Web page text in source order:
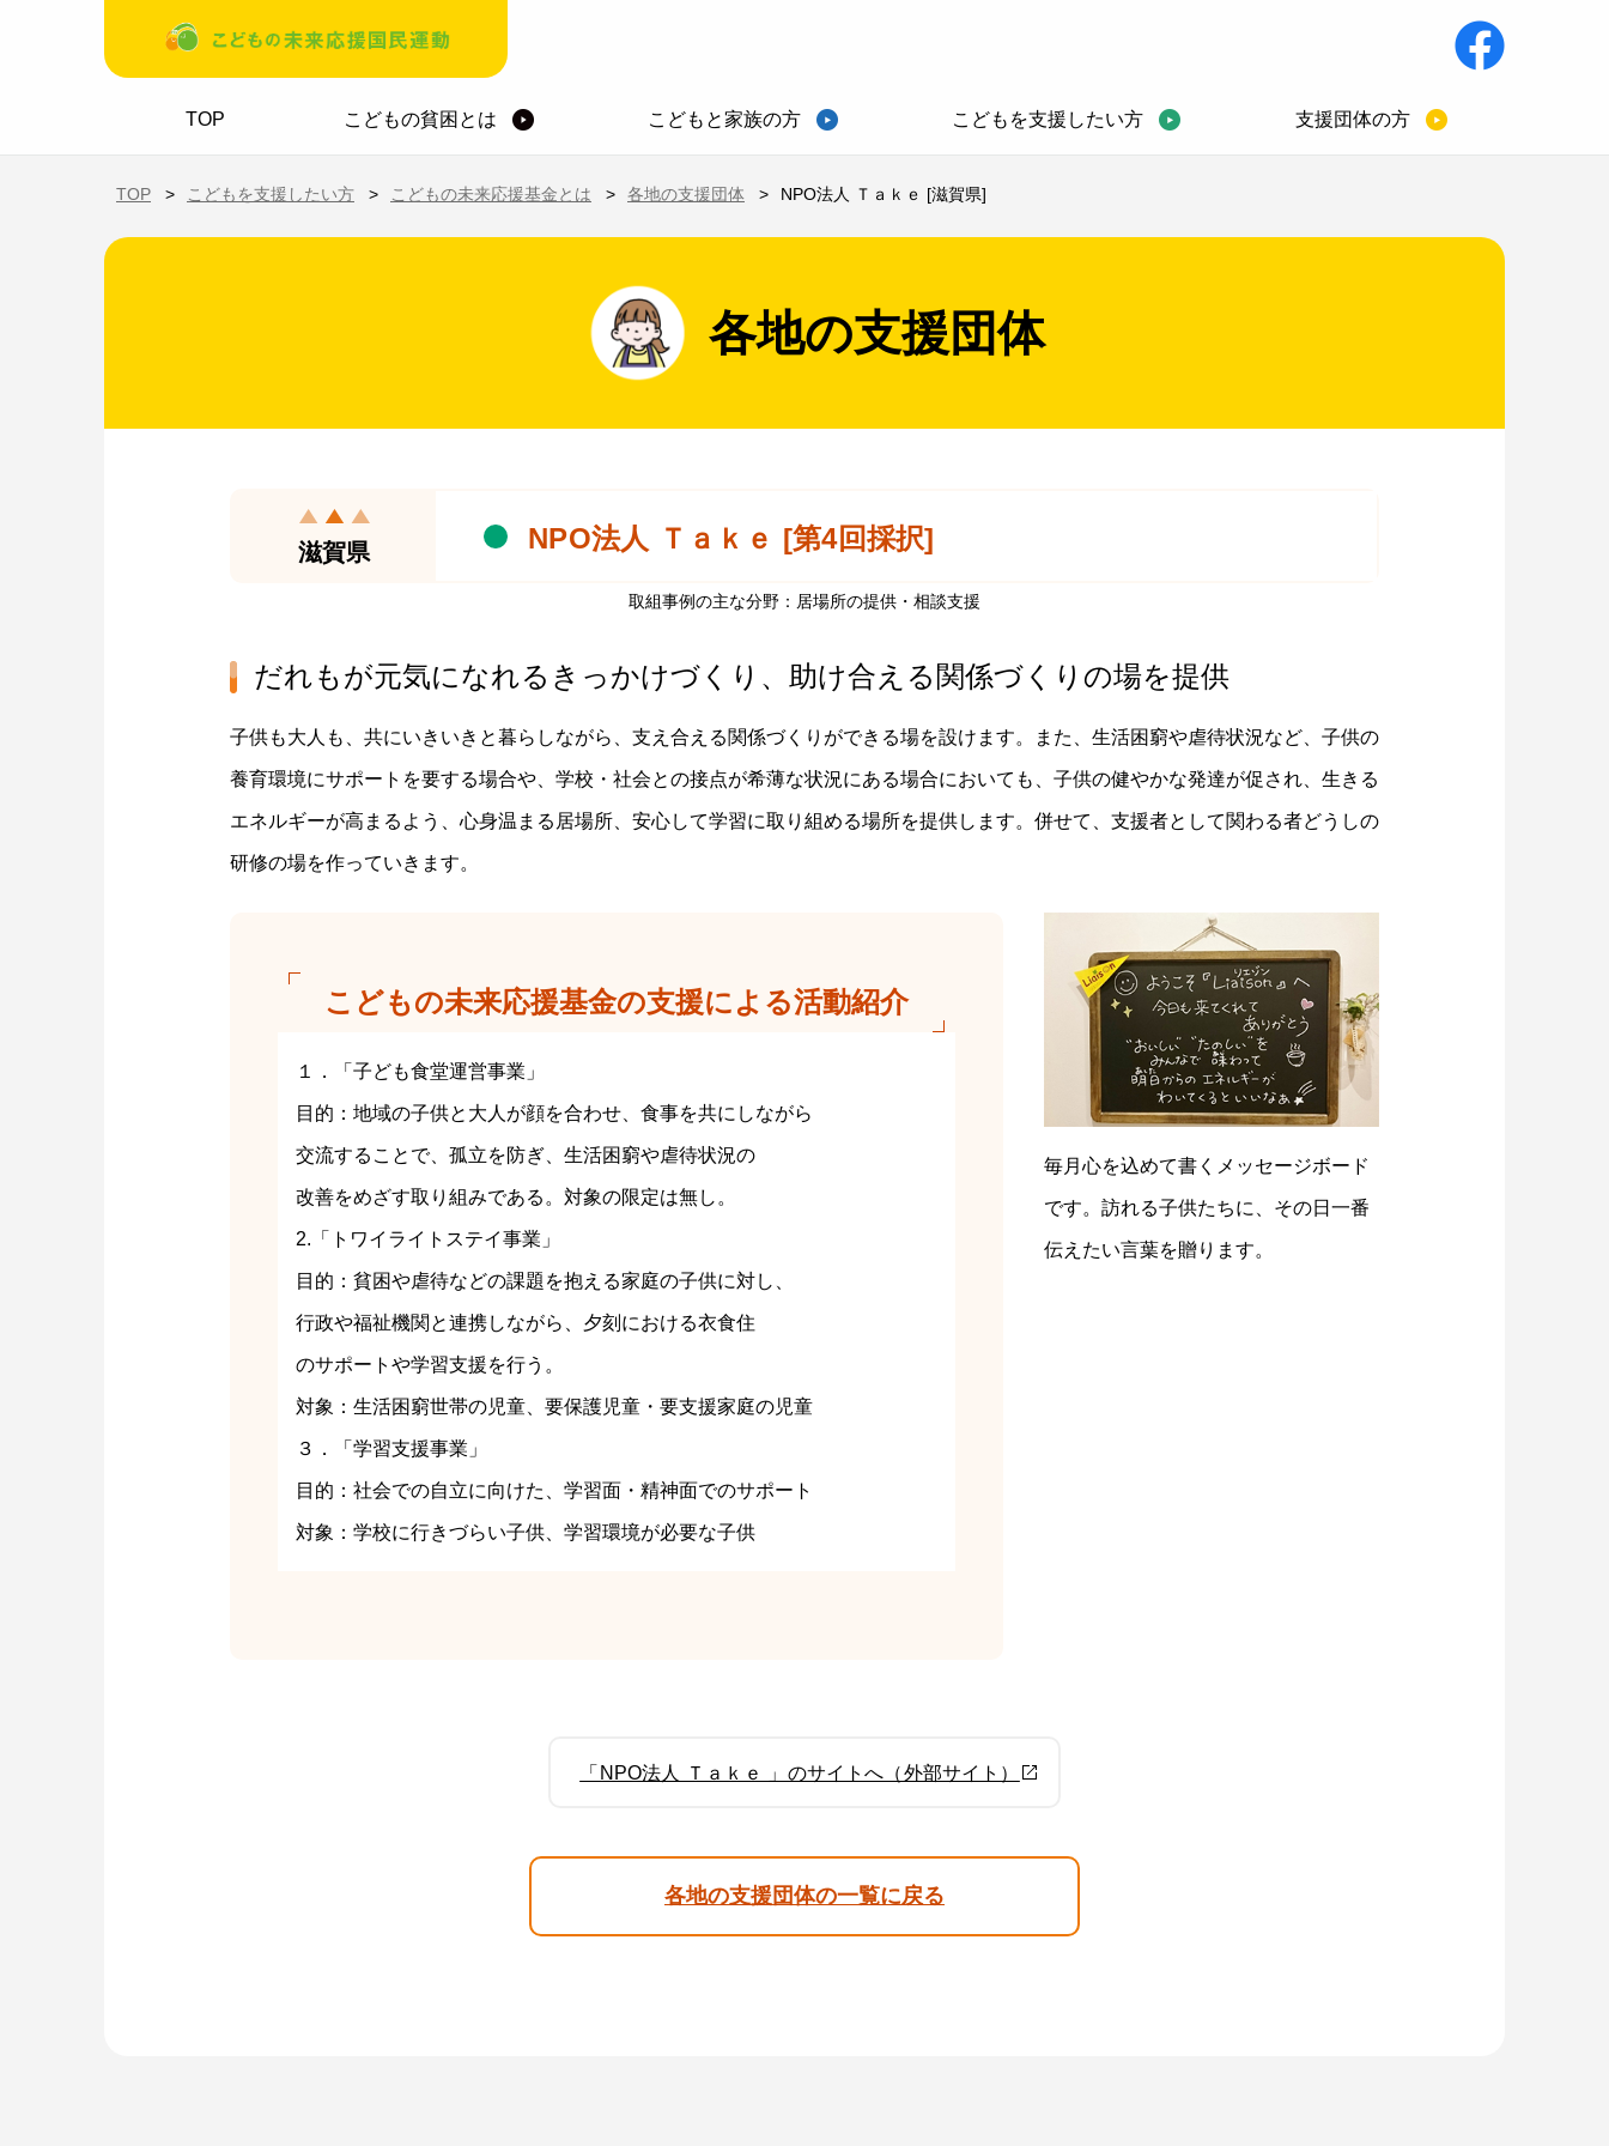
ホーム
TOP
こどもの貧困とは こどもと家族の方 こどもを支援したい方 支援団体の方
TOP こどもを支援したい方 こどもの未来応援基金とは 各地の支援団体 NPO法人 Ｔａｋｅ [滋賀県]
各地の支援団体
滋賀県 NPO法人 Ｔａｋｅ [第4回採択]
取組事例の主な分野：居場所の提供・相談支援
だれもが元気になれるきっかけづくり、助け合える関係づくりの場を提供
子供も大人も、共にいきいきと暮らしながら、支え合える関係づくりができる場を設けます。また、生活困窮や虐待状況など、子供の
養育環境にサポートを要する場合や、学校・社会との接点が希薄な状況にある場合においても、子供の健やかな発達が促され、生きる
エネルギーが高まるよう、心身温まる居場所、安心して学習に取り組める場所を提供します。併せて、支援者として関わる者どうしの
研修の場を作っていきます。
こどもの未来応援基金の支援による活動紹介
１．「子ども食堂運営事業」
目的：地域の子供と大人が顔を合わせ、食事を共にしながら
交流することで、孤立を防ぎ、生活困窮や虐待状況の
改善をめざす取り組みである。対象の限定は無し。
2.「トワイライトステイ事業」
目的：貧困や虐待などの課題を抱える家庭の子供に対し、
行政や福祉機関と連携しながら、夕刻における衣食住
のサポートや学習支援を行う。
対象：生活困窮世帯の児童、要保護児童・要支援家庭の児童
３．「学習支援事業」
目的：社会での自立に向けた、学習面・精神面でのサポート
対象：学校に行きづらい子供、学習環境が必要な子供
毎月心を込めて書くメッセージボード
です。訪れる子供たちに、その日一番
伝えたい言葉を贈ります。
「NPO法人 Ｔａｋｅ 」のサイトへ（外部サイト）
各地の支援団体の一覧に戻る